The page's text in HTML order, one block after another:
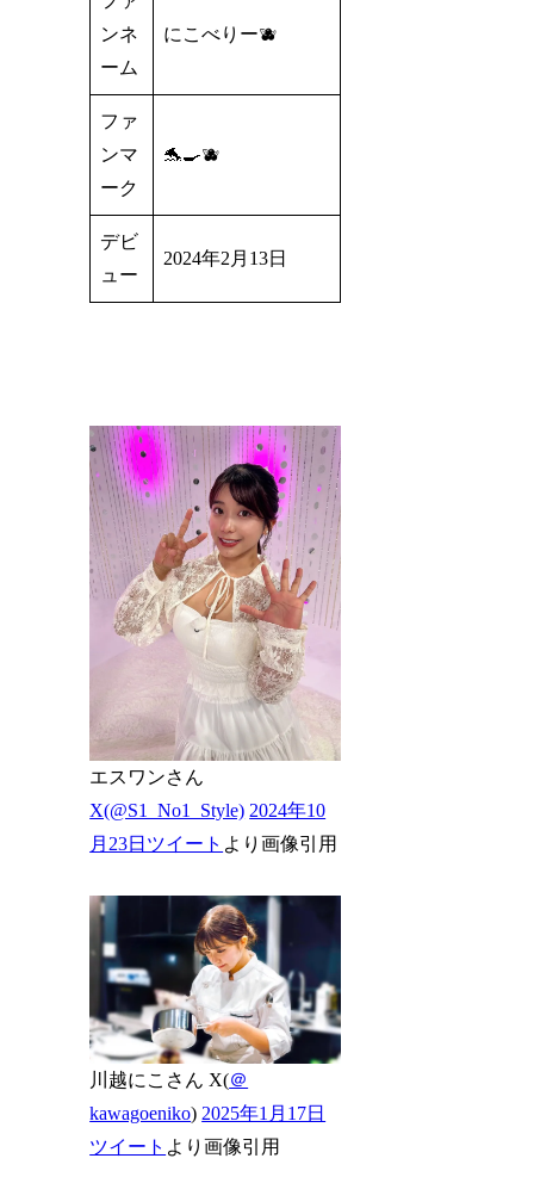
ンネ
ーム
にこべりー🫐
ファ
ンマ
ーク
🐬🍳🫐
デビ
ュー
2024年2月13日
エスワンさん
X(@S1_No1_Style) 2024年10
月23日ツイート より画像引用
川越にこさん X(＠
kawagoeniko) 2025年1月17日
ツイート より画像引用